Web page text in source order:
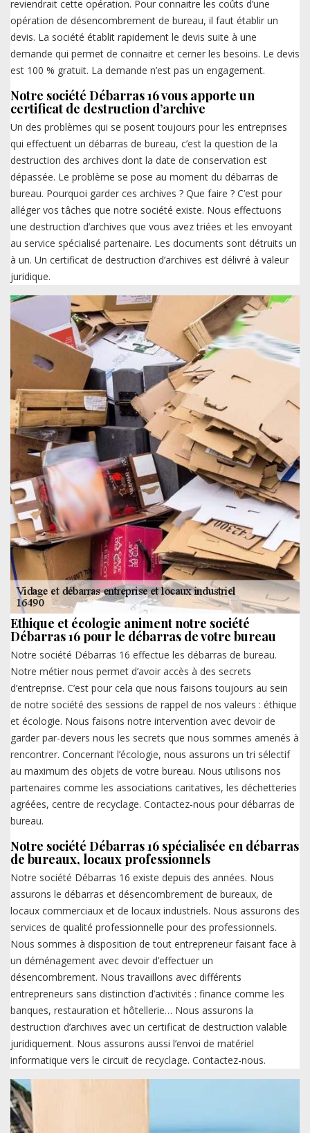
reviendrait cette opération. Pour connaitre les coûts d’une
opération de désencombrement de bureau, il faut établir un
devis. La société établit rapidement le devis suite à une
demande qui permet de connaitre et cerner les besoins. Le devis
est 100 % gratuit. La demande n’est pas un engagement.
Notre société Débarras 16 vous apporte un
certificat de destruction d’archive
Un des problèmes qui se posent toujours pour les entreprises
qui effectuent un débarras de bureau, c’est la question de la
destruction des archives dont la date de conservation est
dépassée. Le problème se pose au moment du débarras de
bureau. Pourquoi garder ces archives ? Que faire ? C’est pour
alléger vos tâches que notre société existe. Nous effectuons
une destruction d’archives que vous avez triées et les envoyant
au service spécialisé partenaire. Les documents sont détruits un
à un. Un certificat de destruction d’archives est délivré à valeur
juridique.
Ethique et écologie animent notre société
Débarras 16 pour le débarras de votre bureau
Notre société Débarras 16 effectue les débarras de bureau.
Notre métier nous permet d’avoir accès à des secrets
d’entreprise. C’est pour cela que nous faisons toujours au sein
de notre société des sessions de rappel de nos valeurs : éthique
et écologie. Nous faisons notre intervention avec devoir de
garder par-devers nous les secrets que nous sommes amenés à
rencontrer. Concernant l’écologie, nous assurons un tri sélectif
au maximum des objets de votre bureau. Nous utilisons nos
partenaires comme les associations caritatives, les déchetteries
agréées, centre de recyclage. Contactez-nous pour débarras de
bureau.
Notre société Débarras 16 spécialisée en débarras
de bureaux, locaux professionnels
Notre société Débarras 16 existe depuis des années. Nous
assurons le débarras et désencombrement de bureaux, de
locaux commerciaux et de locaux industriels. Nous assurons des
services de qualité professionnelle pour des professionnels.
Nous sommes à disposition de tout entrepreneur faisant face à
un déménagement avec devoir d’effectuer un
désencombrement. Nous travaillons avec différents
entrepreneurs sans distinction d’activités : finance comme les
banques, restauration et hôtellerie… Nous assurons la
destruction d’archives avec un certificat de destruction valable
juridiquement. Nous assurons aussi l’envoi de matériel
informatique vers le circuit de recyclage. Contactez-nous.